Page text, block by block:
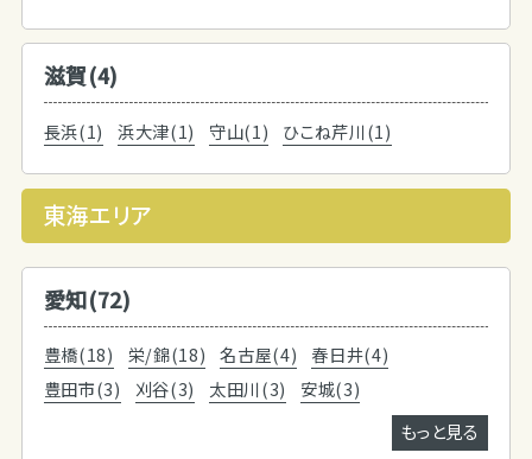
滋賀(4)
長浜(1) 浜大津(1) 守山(1) ひこね芹川(1)
東海エリア
愛知(72)
豊橋(18) 栄/錦(18) 名古屋(4)
春日井(4)
豊田市(3)
刈谷(3) 太田川(3)
安城(3)
もっと見る